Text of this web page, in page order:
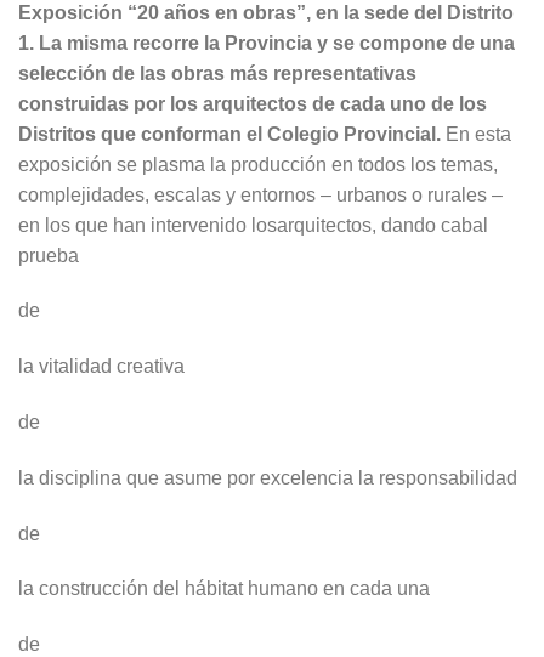
Exposición “20 años en obras”, en la sede del Distrito
1. La misma recorre la Provincia y se compone de una
selección de las obras más representativas
construidas por los arquitectos de cada uno de los
Distritos que conforman el Colegio Provincial. En esta
exposición se plasma la producción en todos los temas,
complejidades, escalas y entornos – urbanos o rurales –
en los que han intervenido losarquitectos, dando cabal
prueba
de
la vitalidad creativa
de
la disciplina que asume por excelencia la responsabilidad
de
la construcción del hábitat humano en cada una
de